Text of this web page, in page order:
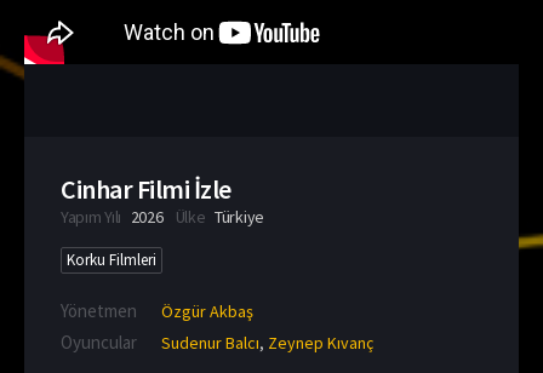
Cinhar Filmi İzle
Yapım Yılı 2026 Ülke Türkiye
Korku Filmleri
Yönetmen Özgür Akbaş
Oyuncular Sudenur Balcı, Zeynep Kıvanç